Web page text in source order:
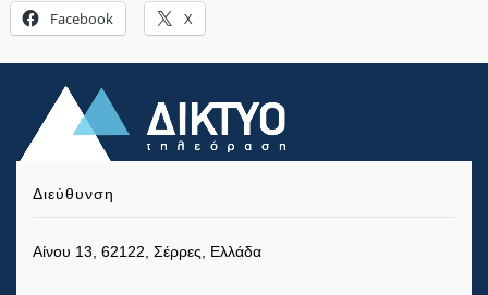
Facebook X
Διεύθυνση
Αίνου 13, 62122, Σέρρες, Ελλάδα